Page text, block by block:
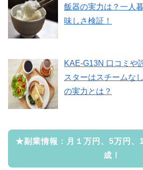
飯器の実力は？一人
味しさ検証！
KAE-G13N 口コミや
スターはスチームな
の実力とは？
★副業情報：月１万円、5万円、
成！